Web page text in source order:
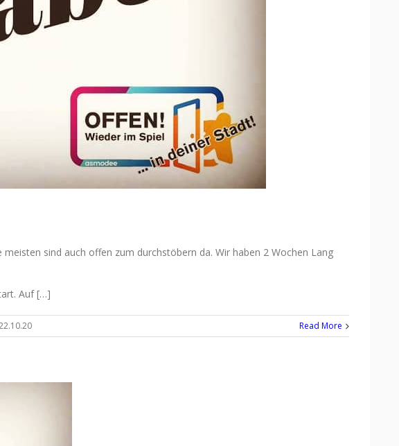
sind auch offen zum durchstöbern da. Wir haben 2 Wochen Lang
Auf […]
Read More